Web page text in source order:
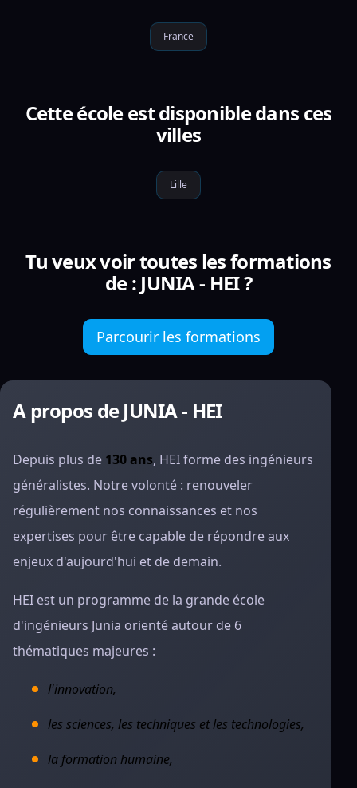
France
Cette école est disponible dans ces
villes
Lille
Tu veux voir toutes les formations
de : JUNIA - HEI ?
Parcourir les formations
A propos de JUNIA - HEI
Depuis plus de 130 ans, HEI forme des ingénieurs
généralistes. Notre volonté : renouveler
régulièrement nos connaissances et nos
expertises pour être capable de répondre aux
enjeux d'aujourd'hui et de demain.
HEI est un programme de la grande école
d'ingénieurs Junia orienté autour de 6
thématiques majeures :
l'innovation,
les sciences, les techniques et les technologies,
la formation humaine,